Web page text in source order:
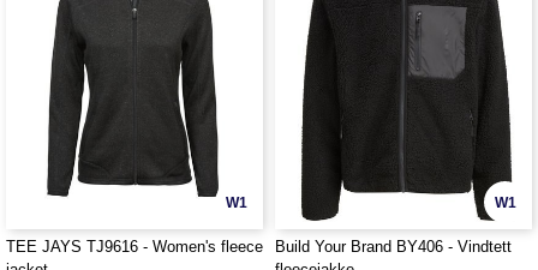
W1
TEE JAYS TJ9616 - Women's fleece
W1
Build Your Brand BY406 - Vindtett